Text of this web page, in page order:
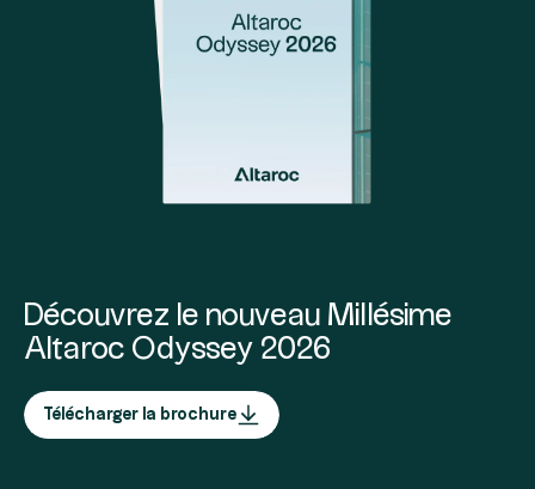
Découvrez le nouveau Millésime
Altaroc Odyssey 2026
Télécharger la brochure